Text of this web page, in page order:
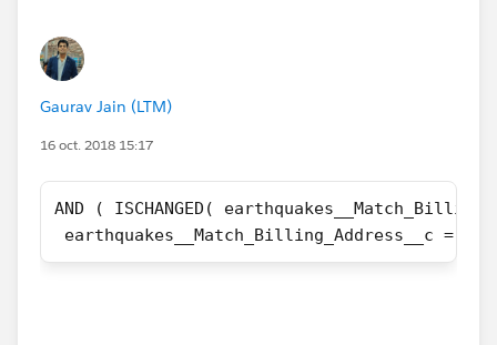
Gaurav Jain (LTM)
16 oct. 2018 15:17
AND ( ISCHANGED(
earthquakes__Match_Billing_Address__c =